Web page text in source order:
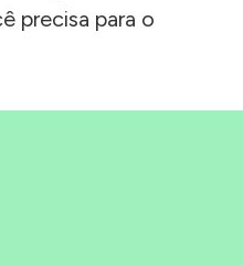
precisa para o